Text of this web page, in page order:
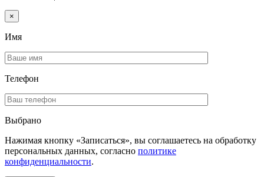
×
Имя
Телефон
Выбрано
Нажимая кнопку «Записаться», вы соглашаетесь на обработку
персональных данных, согласно политике
конфиденциальности.